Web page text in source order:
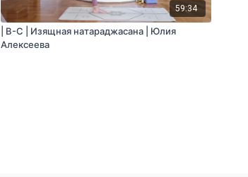
59:34
| B-C | Изящная натараджасана | Юлия
Алексеева